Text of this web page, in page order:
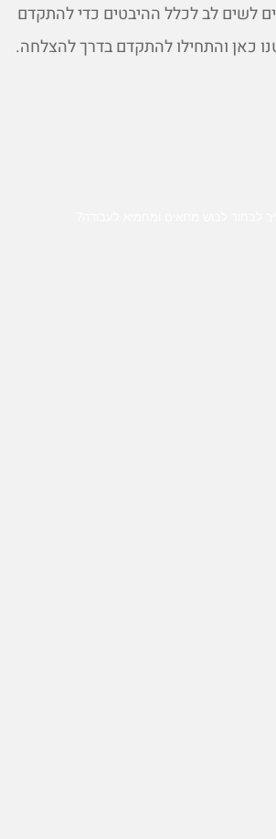
לשים לב לכלל ההיבטים כדי להתקדם
כאן והתחילו להתקדם בדרך להצלחה.